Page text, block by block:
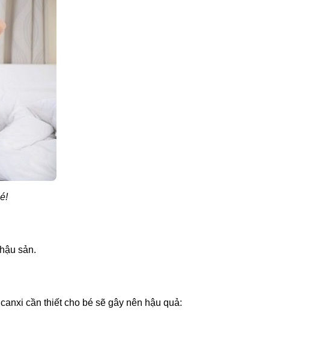
sản.
cần thiết cho bé sẽ gây nên hậu quả: